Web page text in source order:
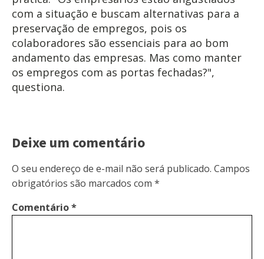
com a situação e buscam alternativas para a
preservação de empregos, pois os
colaboradores são essenciais para ao bom
andamento das empresas. Mas como manter
os empregos com as portas fechadas?",
questiona.
Deixe um comentário
O seu endereço de e-mail não será publicado. Campos
obrigatórios são marcados com *
Comentário*